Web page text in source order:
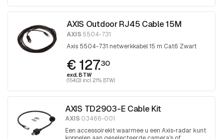
AXIS Outdoor RJ45 Cable 15M
AXIS 5504-731
Axis 5504-731 netwerkkabel 15 m Cat6 Zwart
€ 127.30
excl. BTW
(154.03 incl. 21% BTW)
AXIS TD2903-E Cable Kit
AXIS 03466-001
Een accessoirekit waarmee u een Axis-radar kunt